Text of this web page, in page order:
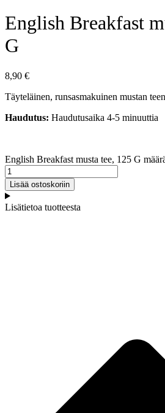
English Breakfast
G
8,90 €
Täyteläinen, runsasmakuinen mustan
Haudutus: Haudutusaika 4-5 minuuttia
English Breakfast musta tee, 125 G
Lisää ostoskoriin
Lisätietoa tuotteesta